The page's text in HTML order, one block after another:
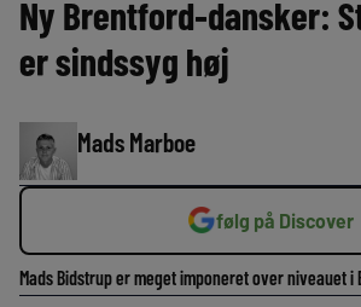
Ny Brentford-dansker:
er sindssyg høj
Mads Marboe
følg på Discover
Mads Bidstrup er meget imponeret over niveauet i